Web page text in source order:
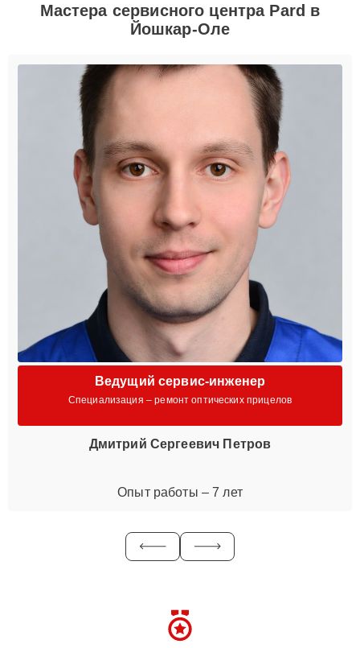
Мастера сервисного центра Pard в
Йошкар-Оле
Ведущий сервис-инженер
Специализация – ремонт оптических прицелов
Дмитрий Сергеевич Петров
Опыт работы – 7 лет